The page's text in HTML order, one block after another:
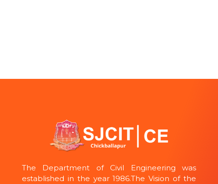
The Department of Civil Engineering was
established in the year 1986.The Vision of the